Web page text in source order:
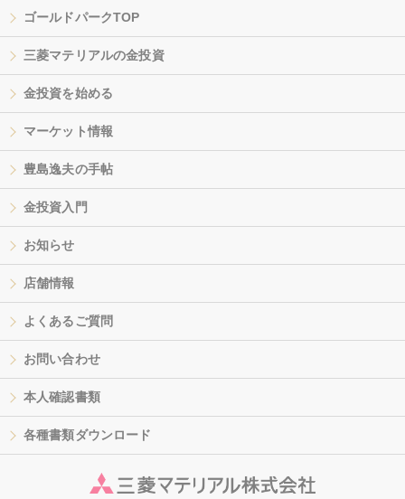
ゴールドパークTOP
三菱マテリアルの金投資
金投資を始める
マーケット情報
豊島逸夫の手帖
金投資入門
お知らせ
店舗情報
よくあるご質問
お問い合わせ
本人確認書類
各種書類ダウンロード